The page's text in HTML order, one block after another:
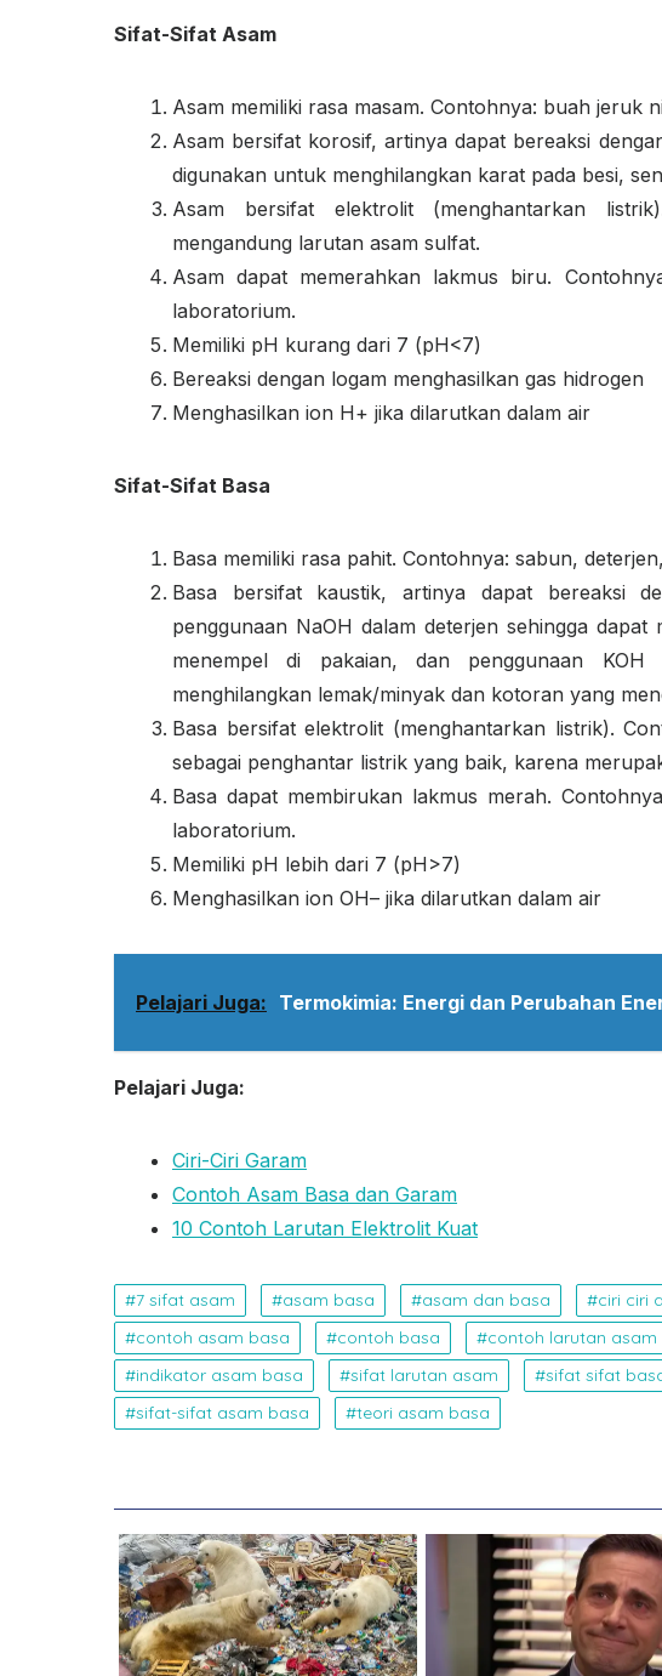
Sifat-Sifat Asam
Asam memiliki rasa masam. Contohnya: buah jeruk
Asam bersifat korosif, artinya dapat bereaksi
digunakan untuk menghilangkan karat pada besi,
Asam bersifat elektrolit (menghantarkan
mengandung larutan asam sulfat.
Asam dapat memerahkan lakmus biru.
laboratorium.
Memiliki pH kurang dari 7 (pH<7)
Bereaksi dengan logam menghasilkan gas hidrogen
Menghasilkan ion H+ jika dilarutkan dalam air
Sifat-Sifat Basa
Basa memiliki rasa pahit. Contohnya: sabun,
Basa bersifat kaustik, artinya dapat bereaksi
penggunaan NaOH dalam deterjen sehingga
menempel di pakaian, dan penggunaan
menghilangkan lemak/minyak dan kotoran yang
Basa bersifat elektrolit (menghantarkan listrik).
sebagai penghantar listrik yang baik, karena
Basa dapat membirukan lakmus merah.
laboratorium.
Memiliki pH lebih dari 7 (pH>7)
Menghasilkan ion OH– jika dilarutkan dalam air
Pelajari Juga: Termokimia: Energi dan Perubahan
Pelajari Juga:
Ciri-Ciri Garam
Contoh Asam Basa dan Garam
10 Contoh Larutan Elektrolit Kuat
7 sifat asam asam basa asam dan basa ciri ciri
contoh asam basa
contoh basa contoh larutan asam
indikator asam basa
sifat larutan asam sifat sifat
sifat-sifat asam basa
teori asam basa